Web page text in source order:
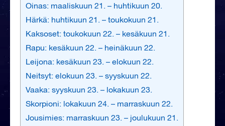
Oinas: maaliskuun 21. – huhtikuun 20.
Härkä: huhtikuun 21. – toukokuun 21.
Kaksoset: toukokuun 22. – kesäkuun 21.
Rapu: kesäkuun 22. – heinäkuun 22.
Leijona: kesäkuun 23. – elokuun 22.
Neitsyt: elokuun 23. – syyskuun 22.
Vaaka: syyskuun 23. – lokakuun 23.
Skorpioni: lokakuun 24. – marraskuun 22.
Jousimies: marraskuun 23. – joulukuun 21.